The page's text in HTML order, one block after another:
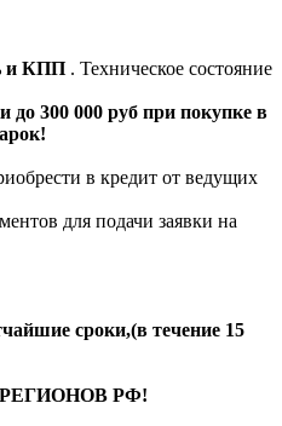
и КПП . Техническое состояние
до 300 000 руб при покупке в
в кредит от ведущих
для подачи заявки на
сроки,(в течение 15
РФ!